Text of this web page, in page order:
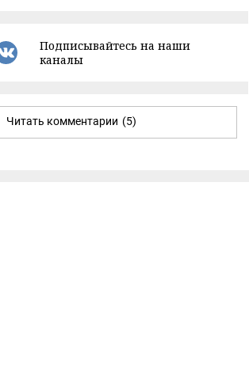
Подписывайтесь на наши
каналы
Читать комментарии (5)